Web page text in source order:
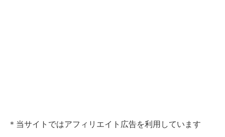
＊当サイトではアフィリエイト広告を利用しています